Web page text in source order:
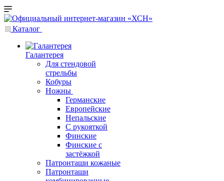
Каталог
Галантерея
Для стендовой
стрельбы
Кобуры
Ножны
Германские
Европейские
Непальские
С рукояткой
Финские
Финские с
застёжкой
Патронташи кожаные
Патронташи